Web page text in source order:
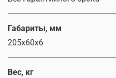
Габариты, мм
205х60х6
Вес, кг